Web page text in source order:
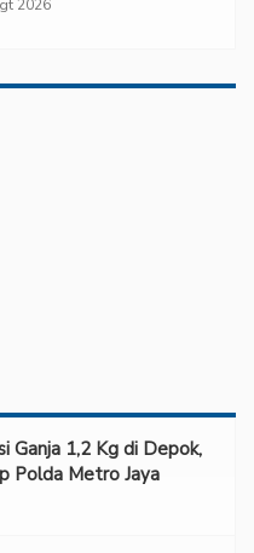
2026
Ganja 1,2 Kg di Depok,
Polda Metro Jaya